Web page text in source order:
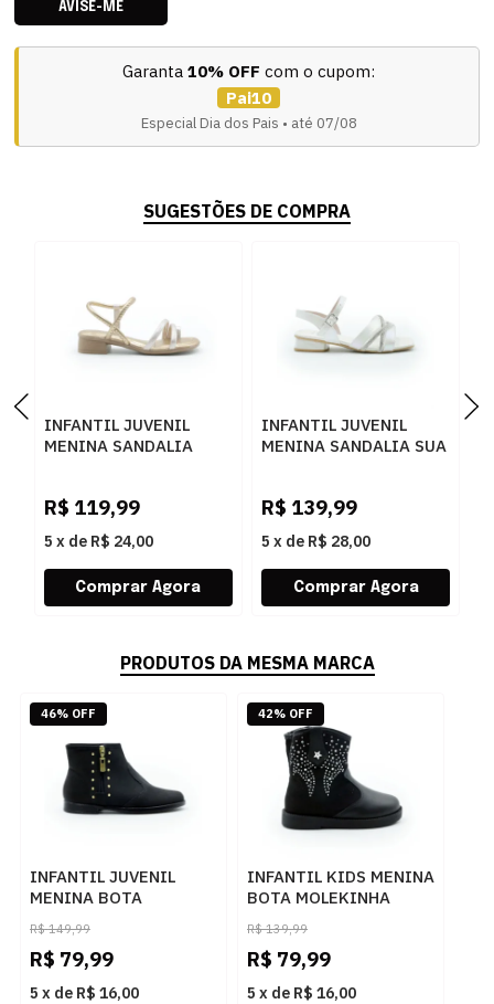
AVISE-ME
Garanta 10% OFF com o cupom:
Pai10
Especial Dia dos Pais • até 07/08
SUGESTÕES DE COMPRA
INFANTIL JUVENIL
MENINA SANDALIA
R$ 119,99
5 x de R$ 24,00
INFANTIL JUVENIL
MENINA SANDALIA SUA
R$ 139,99
5 x de R$ 28,00
PRODUTOS DA MESMA MARCA
INFANTIL JUVENIL
MENINA BOTA
MOLEKINHA COUNTRY
218110931230
15745PRETO
R$ 149,99
R$ 79,99
5 x de R$ 16,00
46% OFF
INFANTIL KIDS MENINA
BOTA MOLEKINHA
COUNTRY
218410527330
83802PRETOPRETO
R$ 139,99
R$ 79,99
5 x de R$ 16,00
42% OFF